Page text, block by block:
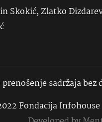
Skokić, Zlatko
sadržaja
Fondacija